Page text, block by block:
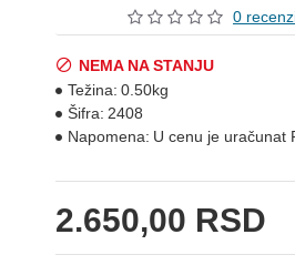
0
2.650,00 RSD
NEMA NA STANJU
Težina: 0.50kg
Šifra: 2408
Napomena: U cenu je uračunat